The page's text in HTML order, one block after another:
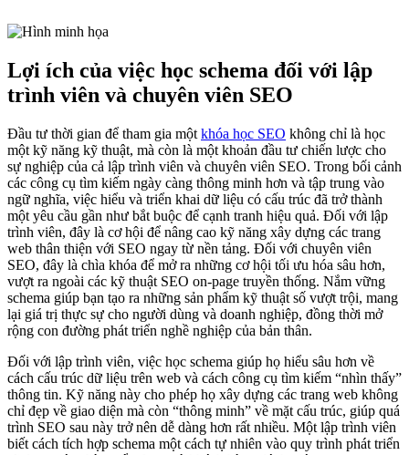
Lợi ích của việc học schema đối với lập
trình viên và chuyên viên SEO
Đầu tư thời gian để tham gia một khóa học SEO không chỉ là học
một kỹ năng kỹ thuật, mà còn là một khoản đầu tư chiến lược cho
sự nghiệp của cả lập trình viên và chuyên viên SEO. Trong bối cảnh
các công cụ tìm kiếm ngày càng thông minh hơn và tập trung vào
ngữ nghĩa, việc hiểu và triển khai dữ liệu có cấu trúc đã trở thành
một yêu cầu gần như bắt buộc để cạnh tranh hiệu quả. Đối với lập
trình viên, đây là cơ hội để nâng cao kỹ năng xây dựng các trang
web thân thiện với SEO ngay từ nền tảng. Đối với chuyên viên
SEO, đây là chìa khóa để mở ra những cơ hội tối ưu hóa sâu hơn,
vượt ra ngoài các kỹ thuật SEO on-page truyền thống. Nắm vững
schema giúp bạn tạo ra những sản phẩm kỹ thuật số vượt trội, mang
lại giá trị thực sự cho người dùng và doanh nghiệp, đồng thời mở
rộng con đường phát triển nghề nghiệp của bản thân.
Đối với lập trình viên, việc học schema giúp họ hiểu sâu hơn về
cách cấu trúc dữ liệu trên web và cách công cụ tìm kiếm “nhìn thấy”
thông tin. Kỹ năng này cho phép họ xây dựng các trang web không
chỉ đẹp về giao diện mà còn “thông minh” về mặt cấu trúc, giúp quá
trình SEO sau này trở nên dễ dàng hơn rất nhiều. Một lập trình viên
biết cách tích hợp schema một cách tự nhiên vào quy trình phát triển